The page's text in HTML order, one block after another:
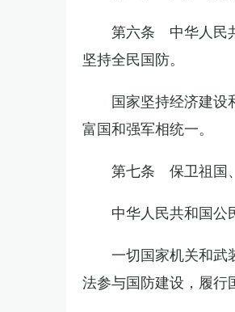
第六条 中华人民
坚持全民国防。
国家坚持经济建设
富国和强军相统一。
第七条 保卫祖国
中华人民共和国公
一切国家机关和武
法参与国防建设，履行